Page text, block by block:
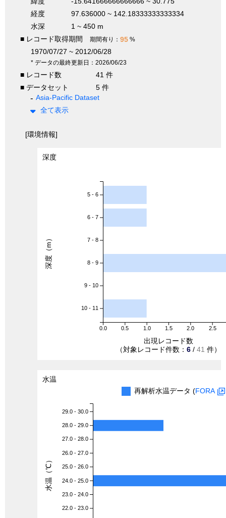
経度
97.636000 ~ 142.18333333333334
水深
1 ~ 450 m
■ レコード取得期間
期間有り： 95 %
1970/07/27 ~ 2012/06/28
* データの最終更新日：2026/06/23
■ レコード数
41 件
■ データセット
5 件
Asia-Pacific Dataset
全て表示
[環境情報]
深度
0.0 0.5 1.0 1.5 2.0 2.5
5 - 6
6 - 7
7 - 8
8 - 9
9 - 10
10 - 11
出現レコード数
（対象レコード件数： 6 / 41 件）
深度（m）
水温
再解析水温データ (FORA
29.0 - 30.0
28.0 - 29.0
27.0 - 28.0
26.0 - 27.0
25.0 - 26.0
24.0 - 25.0
23.0 - 24.0
22.0 - 23.0
水温（℃）